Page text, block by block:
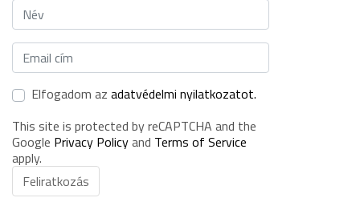
Elfogadom az adatvédelmi nyilatkozatot.
This site is protected by reCAPTCHA and the
Google Privacy Policyand Terms of Service
apply.
Feliratkozás